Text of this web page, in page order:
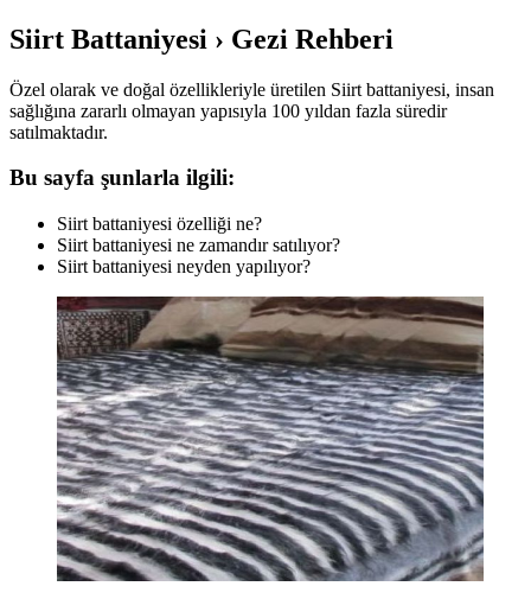
Siirt Battaniyesi › Gezi Rehberi
Özel olarak ve doğal özellikleriyle üretilen Siirt battaniyesi, insan
sağlığına zararlı olmayan yapısıyla 100 yıldan fazla süredir
satılmaktadır.
Bu sayfa şunlarla ilgili:
Siirt battaniyesi özelliği ne?
Siirt battaniyesi ne zamandır satılıyor?
Siirt battaniyesi neyden yapılıyor?